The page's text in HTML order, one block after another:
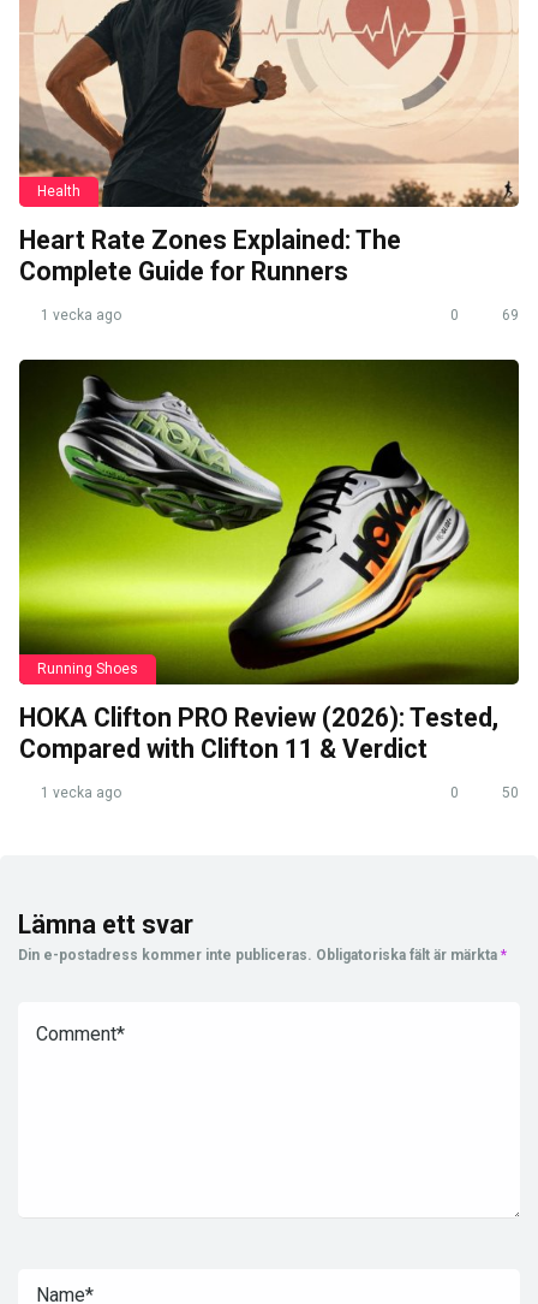
Health
Heart Rate Zones Explained: The
Complete Guide for Runners
1 vecka ago 0 69
Running Shoes
HOKA Clifton PRO Review (2026): Tested,
Compared with Clifton 11 & Verdict
1 vecka ago 0 50
Lämna ett svar
Din e-postadress kommer inte publiceras. Obligatoriska fält är märkta *